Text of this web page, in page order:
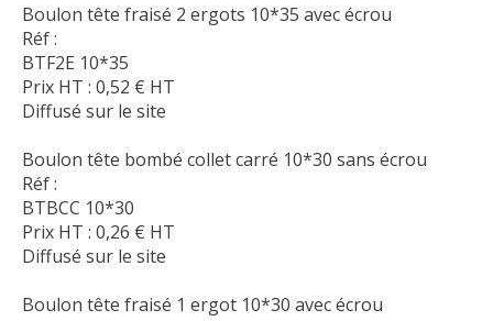
Boulon tête fraisé 2 ergots 10*35 avec écrou
Réf :
BTF2E 10*35
Prix HT : 0,52 € HT
Diffusé sur le site
Boulon tête bombé collet carré 10*30 sans écrou
Réf :
BTBCC 10*30
Prix HT : 0,26 € HT
Diffusé sur le site
Boulon tête fraisé 1 ergot 10*30 avec écrou